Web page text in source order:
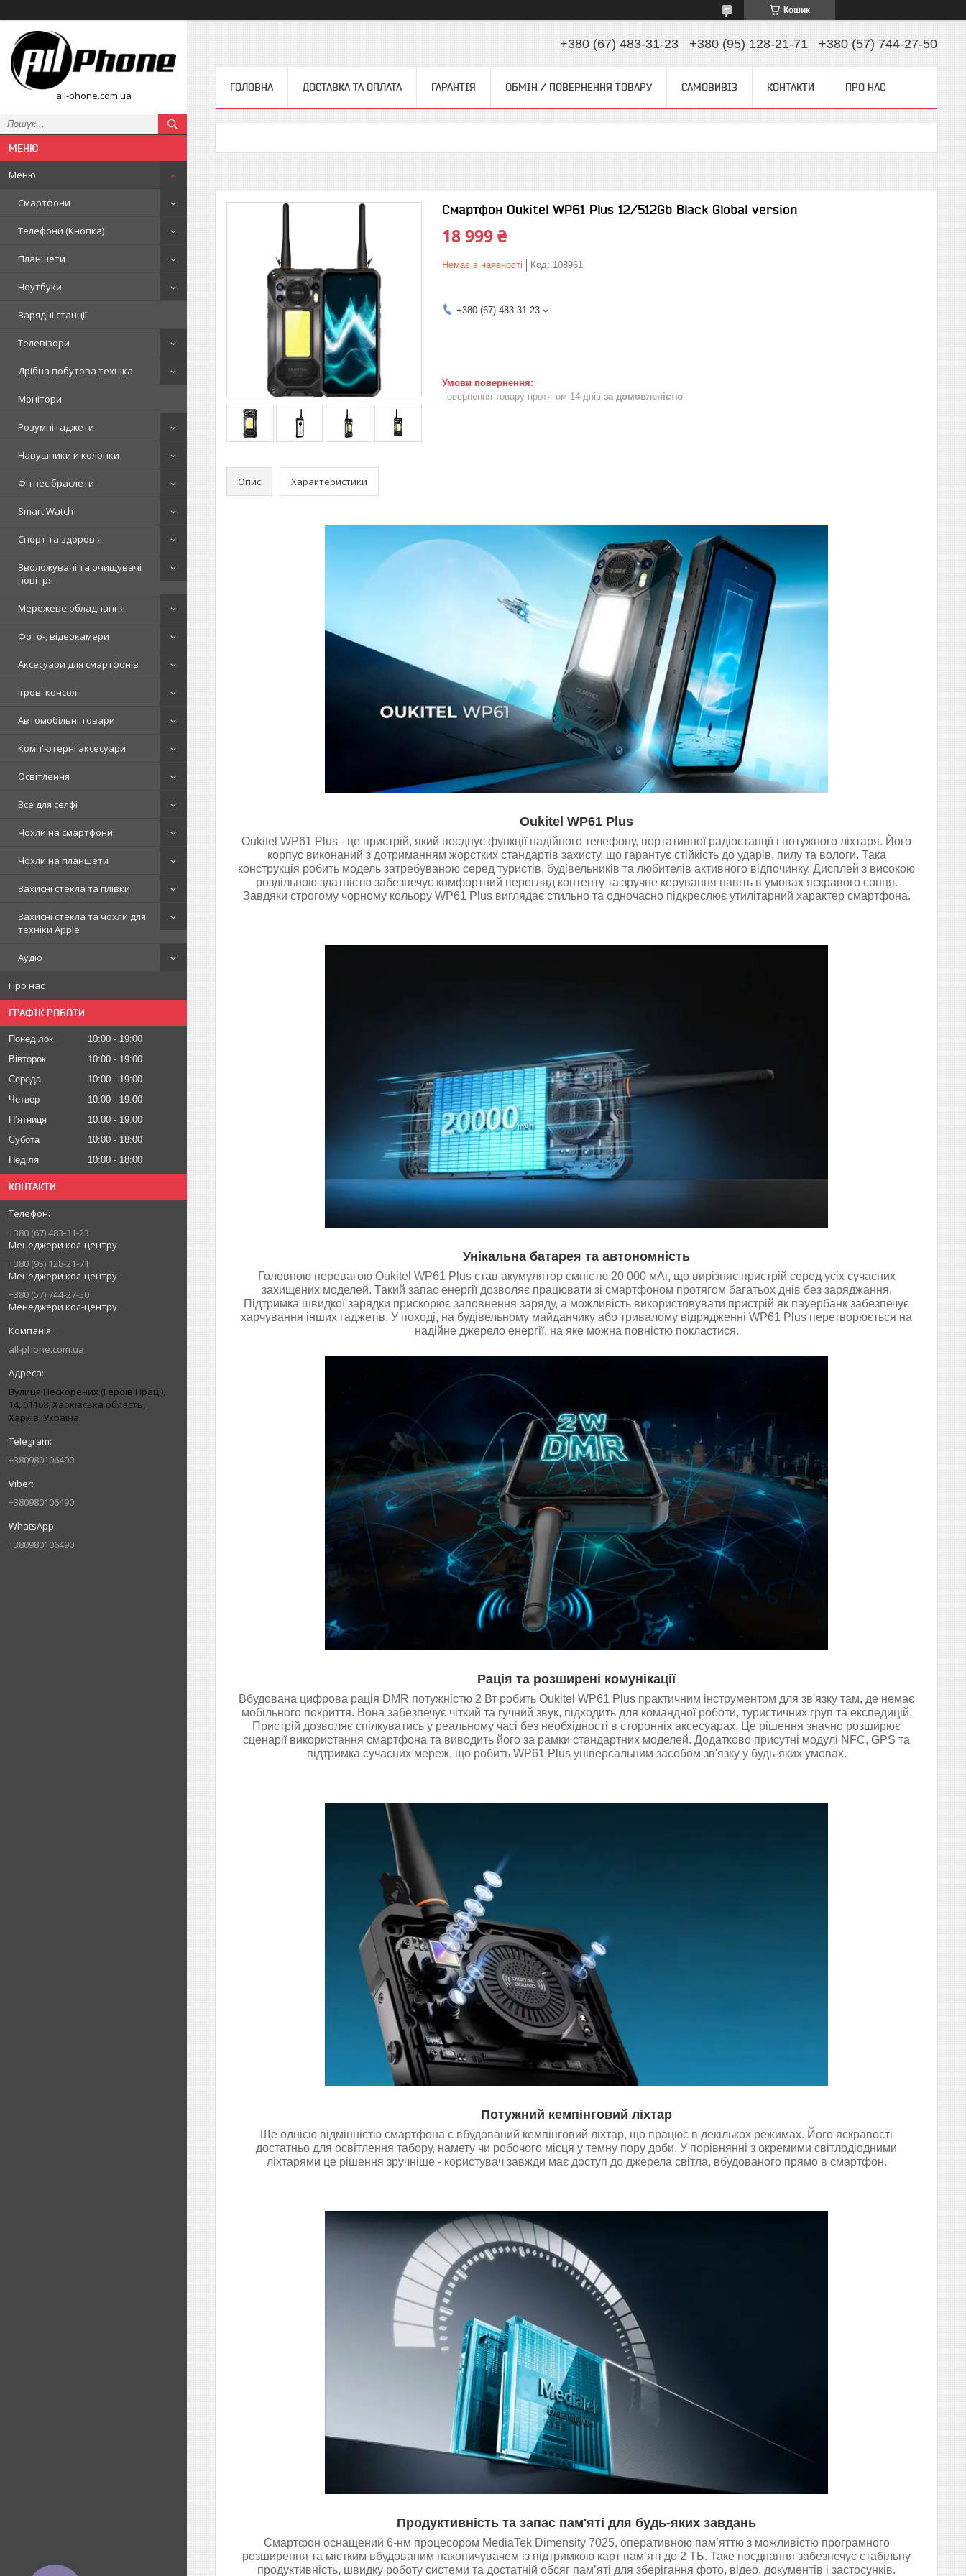
Кошик
all-phone.com.ua
Меню
Смартфони
Телефони (Кнопка)
Планшети
Ноутбуки
Зарядні станції
Телевізори
Дрібна побутова техніка
Монітори
Розумні гаджети
Навушники и колонки
Фітнес браслети
Smart Watch
Спорт та здоров'я
Зволожувачі та очищувачі
повітря
Мережеве обладнання
Фото-, відеокамери
Аксесуари для смартфонів
Ігрові консолі
Автомобільні товари
Комп'ютерні аксесуари
Освітлення
Все для селфі
Чохли на смартфони
Чохли на планшети
Захисні стекла та плівки
Захисні стекла та чохли для
техніки Apple
Аудіо
Про нас
ГРАФІК РОБОТИ
Понеділок 10:00
19:00
Вівторок
10:00
19:00
Середа
10:00
19:00
Четвер
10:00
19:00
Пʼятниця
10:00
19:00
Субота
10:00
18:00
Неділя
10:00 18:00
КОНТАКТИ
+380 (67) 483-31-23
Менеджери кол-центру
+380 (95) 128-21-71
Менеджери кол-центру
+380 (57) 744-27-50
Менеджери кол-центру
all-phone.com.ua
Вулиця Нескорених (Героїв Праці),
14, 61168, Харківська область,
Харків, Україна
+380980106490
+380980106490
+380980106490
+380 (67) 483-31-23 +380 (95) 128-21-71 +380 (57) 744-27-50
ГОЛОВНА ДОСТАВКА ТА ОПЛАТА ГАРАНТІЯ ОБМІН / ПОВЕРНЕННЯ ТОВАРУ САМОВИВІЗ КОНТАКТИ ПРО НАС
Смартфон Oukitel WP61 Plus 12/512Gb Black Global version
18 999 ₴
Немає в наявності Код: 108961
+380 (67) 483-31-23
повернення товару протягом 14 днів за домовленістю
Опис Характеристики
Oukitel WP61 Plus
Oukitel WP61 Plus - це пристрій, який поєднує функції надійного телефону, портативної радіостанції і потужного ліхтаря. Його
корпус виконаний з дотриманням жорстких стандартів захисту, що гарантує стійкість до ударів, пилу та вологи. Така
конструкція робить модель затребуваною серед туристів, будівельників та любителів активного відпочинку. Дисплей з високою
роздільною здатністю забезпечує комфортний перегляд контенту та зручне керування навіть в умовах яскравого сонця.
Завдяки строгому чорному кольору WP61 Plus виглядає стильно та одночасно підкреслює утилітарний характер смартфона.
Унікальна батарея та автономність
Головною перевагою Oukitel WP61 Plus став акумулятор ємністю 20 000 мАг, що вирізняє пристрій серед усіх сучасних
захищених моделей. Такий запас енергії дозволяє працювати зі смартфоном протягом багатьох днів без заряджання.
Підтримка швидкої зарядки прискорює заповнення заряду, а можливість використовувати пристрій як пауербанк забезпечує
харчування інших гаджетів. У поході, на будівельному майданчику або тривалому відрядженні WP61 Plus перетворюється на
надійне джерело енергії, на яке можна повністю покластися.
Рація та розширені комунікації
Вбудована цифрова рація DMR потужністю 2 Вт робить Oukitel WP61 Plus практичним інструментом для зв'язку там, де немає
мобільного покриття. Вона забезпечує чіткий та гучний звук, підходить для командної роботи, туристичних груп та експедицій.
Пристрій дозволяє спілкуватись у реальному часі без необхідності в сторонніх аксесуарах. Це рішення значно розширює
сценарії використання смартфона та виводить його за рамки стандартних моделей. Додатково присутні модулі NFC, GPS та
підтримка сучасних мереж, що робить WP61 Plus універсальним засобом зв'язку у будь-яких умовах.
Потужний кемпінговий ліхтар
Ще однією відмінністю смартфона є вбудований кемпінговий ліхтар, що працює в декількох режимах. Його яскравості
достатньо для освітлення табору, намету чи робочого місця у темну пору доби. У порівнянні з окремими світлодіодними
ліхтарями це рішення зручніше - користувач завжди має доступ до джерела світла, вбудованого прямо в смартфон.
Продуктивність та запас пам'яті для будь-яких завдань
Смартфон оснащений 6-нм процесором MediaTek Dimensity 7025, оперативною пам’яттю з можливістю програмного
розширення та містким вбудованим накопичувачем із підтримкою карт пам’яті до 2 ТБ. Таке поєднання забезпечує стабільну
продуктивність, швидку роботу системи та достатній обсяг пам’яті для зберігання фото, відео, документів і застосунків.